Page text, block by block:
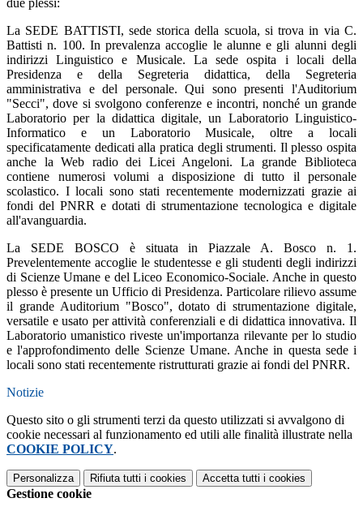
due plessi:
La SEDE BATTISTI, sede storica della scuola, si trova in via C.
Battisti n. 100. In prevalenzaaccoglie le alunne e gli alunni degli
indirizzi Linguistico e Musicale. La sede ospita i locali della
Presidenza e della Segreteria didattica, della Segreteria
amministrativa e del personale. Qui sono presenti l'Auditorium
"Secci", dove si svolgono conferenze e incontri, nonché un grande
Laboratorio per la didattica digitale, un Laboratorio Linguistico-
Informatico e un Laboratorio Musicale, oltre a locali
specificatamente dedicati alla pratica degli strumenti. Il plesso ospita
anche la Web radio dei Licei Angeloni. La grande Biblioteca
contiene numerosi volumi a disposizione di tutto il personale
scolastico. I locali sono stati recentemente modernizzati grazie ai
fondi del PNRR e dotati di strumentazione tecnologica e digitale
all'avanguardia.
La SEDE BOSCO è situata in Piazzale A. Bosco n. 1.
Prevelentemente accoglie le studentesse e gli studenti degli indirizzi
di Scienze Umane e del Liceo Economico-Sociale. Anche in questo
plesso è presente un Ufficio di Presidenza. Particolare rilievo assume
il grande Auditorium "Bosco", dotato di strumentazione digitale,
versatile e usato per attività conferenziali e di didattica innovativa. Il
Laboratorio umanistico riveste un'importanza rilevante per lo studio
e l'approfondimento delle Scienze Umane. Anche in questa sede i
locali sono stati recentemente ristrutturati grazie ai fondi del PNRR.
Notizie
Questo sito o gli strumenti terzi da questo utilizzati si avvalgono di
cookie necessari al funzionamento ed utili alle finalità illustrate nella
COOKIE POLICY.
Personalizza Rifiuta tutti i cookies Accetta tutti i cookies
Gestione cookie